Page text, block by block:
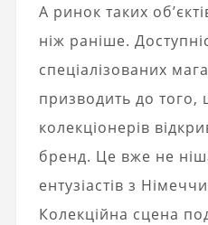
А ринок таких
ніж раніше.
спеціалізованих
призводить до того,
колекціонерів
бренд. Це вже не
ентузіастів з
Колекційна сцена